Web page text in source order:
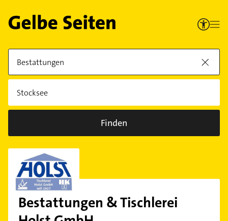
Finden
Bestattungen & Tischlerei